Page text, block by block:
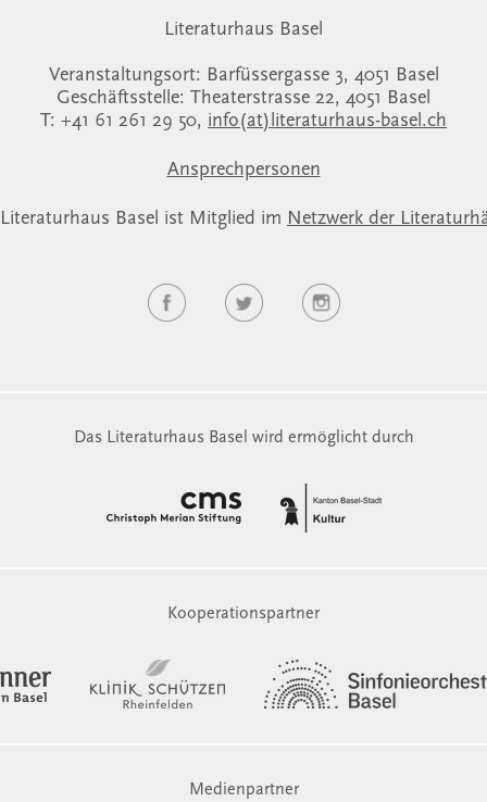
Literaturhaus Basel
Veranstaltungsort: Barfüssergasse 3, 4051 Basel
Geschäftsstelle: Theaterstrasse 22, 4051 Basel
T: +41 61 261 29 50, info(at)literaturhaus-basel.ch
Ansprechpersonen
Basel ist Mitglied im Netzwerk der
Das Literaturhaus Basel wird ermöglicht durch
Kooperationspartner
Medienpartner